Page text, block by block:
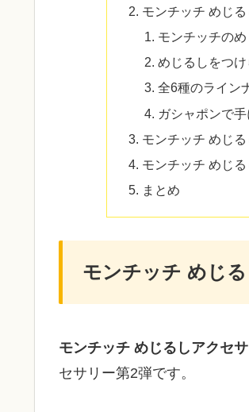
モンチッチ めじ
モンチッチの
めじるしをつけ
全6種のライン
ガシャポンで
モンチッチ めじ
モンチッチ めじ
まとめ
モンチッチ めじ
モンチッチ めじるしアクセ
セサリー第2弾です。